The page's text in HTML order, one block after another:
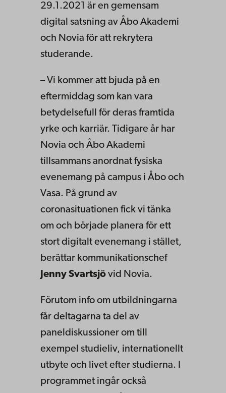
29.1.2021 är en gemensam
digital satsning av Åbo Akademi
och Novia för att rekrytera
studerande.
– Vi kommer att bjuda på en
eftermiddag som kan vara
betydelsefull för deras framtida
yrke och karriär. Tidigare år har
Novia och Åbo Akademi
tillsammans anordnat fysiska
evenemang på campus i Åbo och
Vasa. På grund av
coronasituationen fick vi tänka
om och började planera för ett
stort digitalt evenemang i stället,
berättar kommunikationschef
Jenny Svartsjö vid Novia.
Förutom info om utbildningarna
får deltagarna ta del av
paneldiskussioner om till
exempel studieliv, internationellt
utbyte och livet efter studierna. I
programmet ingår också